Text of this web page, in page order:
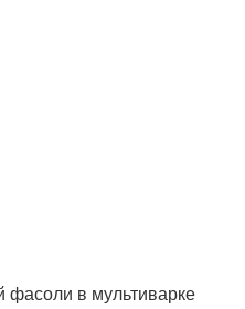
фасоли в мультиварке